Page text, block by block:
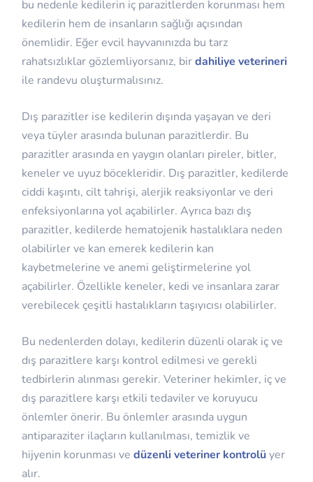
bu nedenle kedilerin iç parazitlerden korunması hem
kedilerin hem de insanların sağlığı açısından
önemlidir. Eğer evcil hayvanınızda bu tarz
rahatsızlıklar gözlemliyorsanız, birdahiliye veterineri
ile randevu oluşturmalısınız.
Dış parazitler ise kedilerin dışında yaşayan ve deri
veya tüyler arasında bulunan parazitlerdir. Bu
parazitler arasında en yaygın olanları pireler, bitler,
keneler ve uyuz böcekleridir. Dış parazitler, kedilerde
ciddi kaşıntı, cilt tahrişi, alerjik reaksiyonlar ve deri
enfeksiyonlarına yol açabilirler. Ayrıca bazı dış
parazitler, kedilerde hematojenik hastalıklara neden
olabilirler ve kan emerek kedilerin kan
kaybetmelerine ve anemi geliştirmelerine yol
açabilirler. Özellikle keneler, kedi ve insanlara zarar
verebilecek çeşitli hastalıkların taşıyıcısı olabilirler.
Bu nedenlerden dolayı, kedilerin düzenli olarak iç ve
dış parazitlere karşı kontrol edilmesi ve gerekli
tedbirlerin alınması gerekir. Veteriner hekimler, iç ve
dış parazitlere karşı etkili tedaviler ve koruyucu
önlemler önerir. Bu önlemler arasında uygun
antiparaziter ilaçların kullanılması, temizlik ve
hijyenin korunması ve düzenli veteriner kontrolüyer
alır.